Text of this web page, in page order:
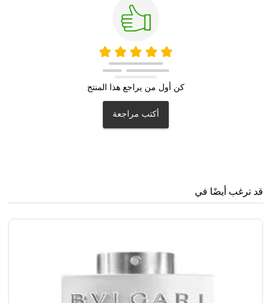
كن أول من يراجع هذا المنتج
أكتب مراجعة
قد ترغب أيضًا في